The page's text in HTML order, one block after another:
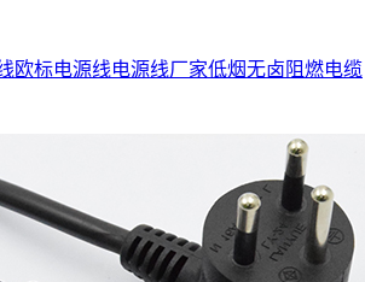
欧标电源线电源线厂家低烟无卤阻燃电缆